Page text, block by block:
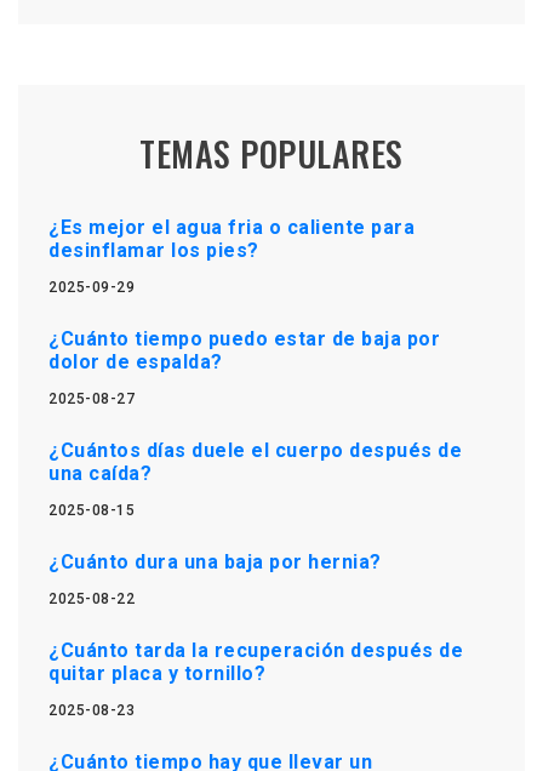
TEMAS POPULARES
¿Es mejor el agua fria o caliente para
desinflamar los pies?
2025-09-29
¿Cuánto tiempo puedo estar de baja por
dolor de espalda?
2025-08-27
¿Cuántos días duele el cuerpo después de
una caída?
2025-08-15
¿Cuánto dura una baja por hernia?
2025-08-22
¿Cuánto tarda la recuperación después de
quitar placa y tornillo?
2025-08-23
¿Cuánto tiempo hay que llevar un